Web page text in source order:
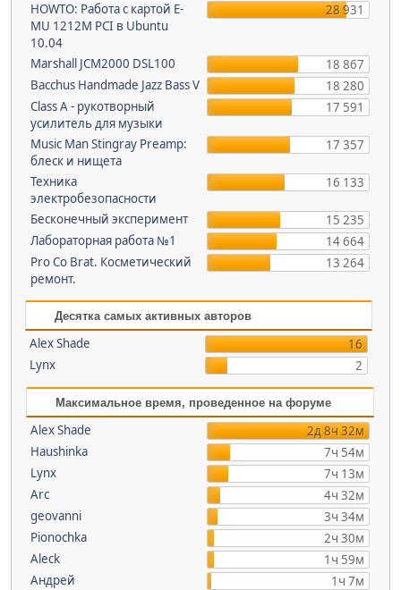
HOWTO: Работа с картой E-
MU 1212M PCI в Ubuntu
10.04
28 931
Marshall JCM2000 DSL100
18 867
Bacchus Handmade Jazz Bass V
18 280
Class A - рукотворный
усилитель для музыки
17 591
Music Man Stingray Preamp:
блеск и нищета
17 357
Техника
электробезопасности
16 133
Бесконечный эксперимент
15 235
Лабораторная работа №1
14 664
Pro Co Brat. Косметический
ремонт.
13 264
Десятка самых активных авторов
Alex Shade
16
Lynx
2
Максимальное время, проведенное на форуме
Alex Shade
2д 8ч 32м
Haushinka
7ч 54м
Lynx
7ч 13м
Arc
4ч 32м
geovanni
3ч 34м
Pionochka
2ч 30м
Aleck
1ч 59м
Андрей
1ч 7м